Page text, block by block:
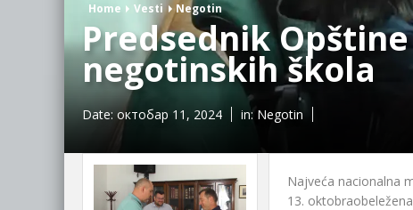
Home Vesti Negotin
Predsednik
negotinskih škola
Date:октобар 11, 2024 in: Negotin
Najveća nacionalna
13.